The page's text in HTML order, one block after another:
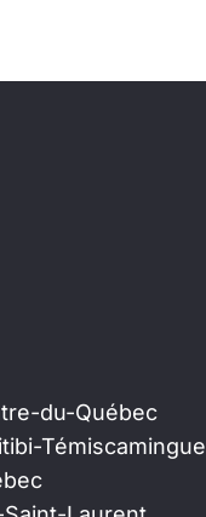
du-Québec
Témiscamingue